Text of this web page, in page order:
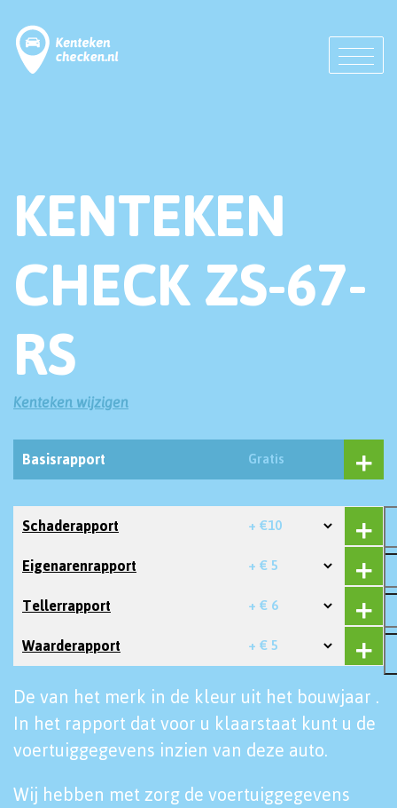
KENTEKEN
CHECK ZS-67-
RS
Kenteken wijzigen
Basisrapport Gratis
Schaderapport + €10
Eigenarenrapport + € 5
Tellerrapport + € 6
Waarderapport + € 5
De van het merk in de kleur uit het bouwjaar .
In het rapport dat voor u klaarstaat kunt u de
voertuiggegevens inzien van deze auto.
Wij hebben met zorg de voertuiggegevens